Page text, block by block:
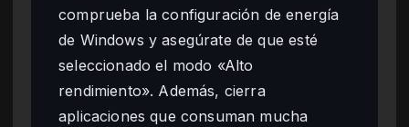
comprueba la configuración de energía
de Windows y asegúrate de que esté
seleccionado el modo «Alto
rendimiento». Además, cierra
aplicaciones que consuman mucha